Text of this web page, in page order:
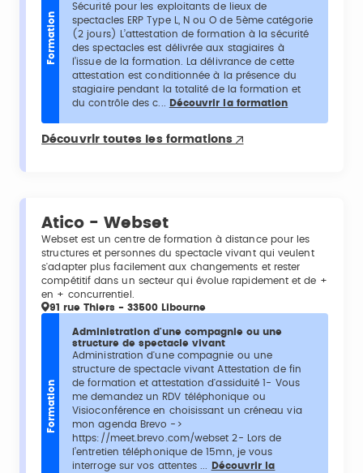
Formation
Sécurité pour les exploitants de lieux de
spectacles ERP Type L, N ou O de 5ème catégorie
(2 jours) L’attestation de formation à la sécurité
des spectacles est délivrée aux stagiaires à
l’issue de la formation. La délivrance de cette
attestation est conditionnée à la présence du
stagiaire pendant la totalité de la formation et
du contrôle des c...
Découvrir la formation
Découvrir toutes les formations
Atico - Webset
Webset est un centre de formation à distance pour les
structures et personnes du spectacle vivant qui veulent
s'adapter plus facilement aux changements et rester
compétitif dans un secteur qui évolue rapidement et de +
en + concurrentiel.
91 rue Thiers - 33500 Libourne
Formation
Administration d'une compagnie ou une
structure de spectacle vivant
Administration d'une compagnie ou une
structure de spectacle vivant Attestation de fin
de formation et attestation d'assiduité 1- Vous
me demandez un RDV téléphonique ou
Visioconférence en choisissant un créneau via
mon agenda Brevo ->
https://meet.brevo.com/webset 2- Lors de
l’entretien téléphonique de 15mn, je vous
interroge sur vos attentes ...
Découvrir la